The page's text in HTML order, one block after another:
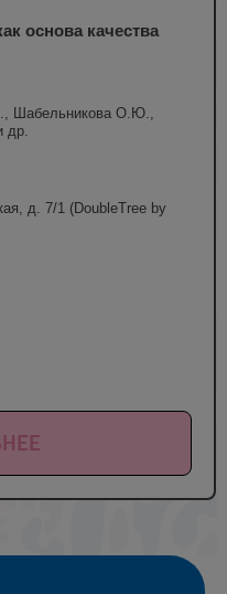
основа качества
Шабельникова О.Ю.,
др.
д. 7/1 (DoubleTree by